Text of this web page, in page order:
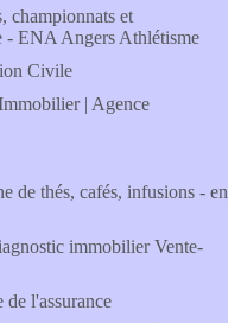
championnats et
- ENA Angers Athlétisme
Civile
| Agence
de thés, cafés, infusions - en
immobilier Vente-
l'assurance